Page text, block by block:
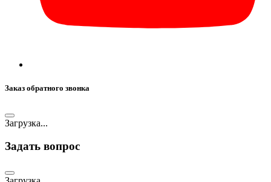
Заказ обратного звонка
Загрузка...
Задать вопрос